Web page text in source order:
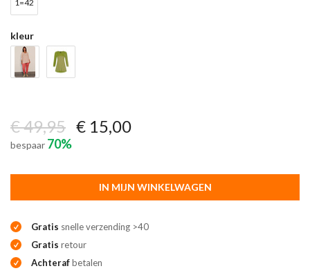
1=42
kleur
€ 49,95 € 15,00
bespaar 70%
IN MIJN WINKELWAGEN
Gratis snelle verzending >40
Gratis retour
Achterafbetalen